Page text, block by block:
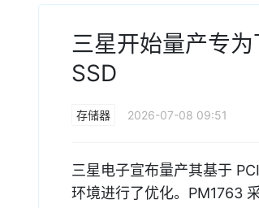
三星开始量产专
SSD
存储器 2026-07-08 09:51
三星电子宣布量产其基于
环境进行了优化。PM1763